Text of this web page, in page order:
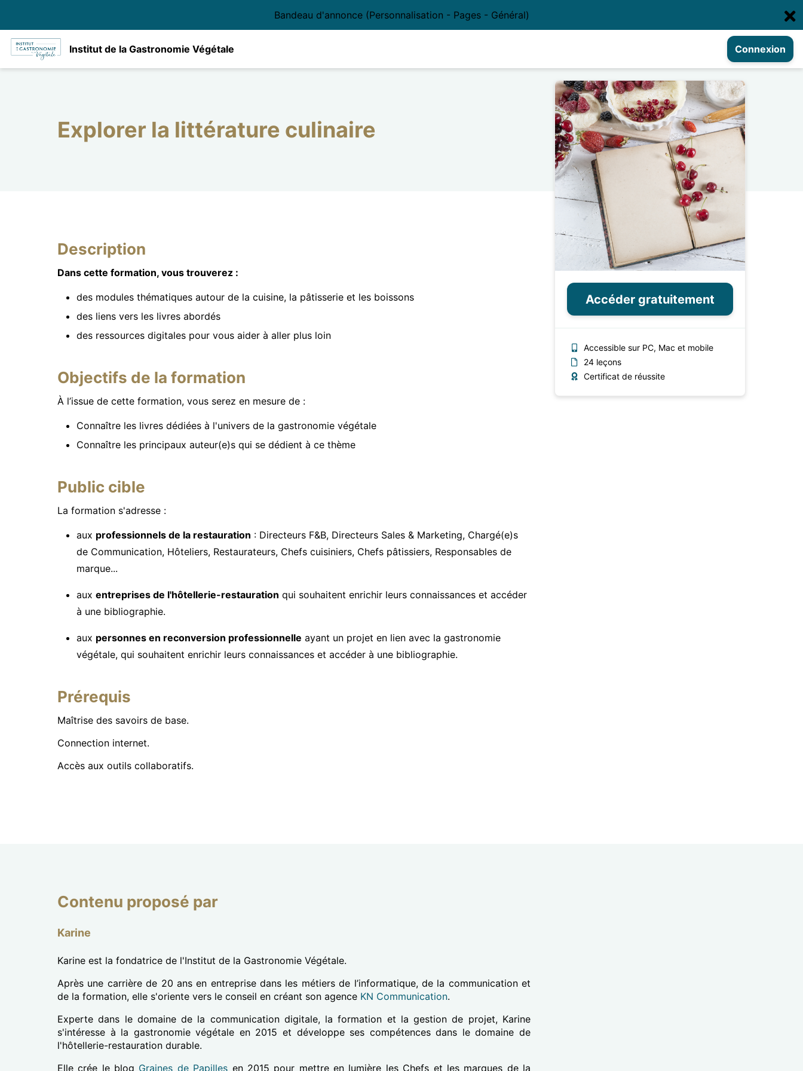
Bandeau d'annonce (Personnalisation - Pages - Général)
Institut de la Gastronomie Végétale Connexion
Explorer la littérature culinaire
Accéder gratuitement
Accessible sur PC, Mac et mobile
24 leçons
Certificat de réussite
Description
Dans cette formation, vous trouverez :
des modules thématiques autour de la cuisine, la pâtisserie et les boissons
des liens vers les livres abordés
des ressources digitales pour vous aider à aller plus loin
Objectifs de la formation
À l’issue de cette formation, vous serez en mesure de :
Connaître les livres dédiées à l'univers de la gastronomie végétale
Connaître les principaux auteur(e)s qui se dédient à ce thème
Public cible
La formation s'adresse :
aux professionnels de la restauration : Directeurs F&B, Directeurs Sales & Marketing, Chargé(e)s
de Communication, Hôteliers, Restaurateurs, Chefs cuisiniers, Chefs pâtissiers, Responsables de
marque...
aux entreprises de l'hôtellerie-restauration qui souhaitent enrichir leurs connaissances et accéder
à une bibliographie.
aux personnes en reconversion professionnelle ayant un projet en lien avec la gastronomie
végétale, qui souhaitent enrichir leurs connaissances et accéder à une bibliographie.
Prérequis
Maîtrise des savoirs de base.
Connection internet.
Accès aux outils collaboratifs.
Contenu proposé par
Karine
Karine est la fondatrice de l'Institut de la Gastronomie Végétale.
Après une carrière de 20 ans en entreprise dans les métiers de l’informatique, de la communication et
de la formation, elle s'oriente vers le conseil en créant son agence KN Communication.
Experte dans le domaine de la communication digitale, la formation et la gestion de projet, Karine
s'intéresse à la gastronomie végétale en 2015 et développe ses compétences dans le domaine de
l'hôtellerie-restauration durable.
Elle crée le blog Graines de Papilles en 2015 pour mettre en lumière les Chefs et les marques de la